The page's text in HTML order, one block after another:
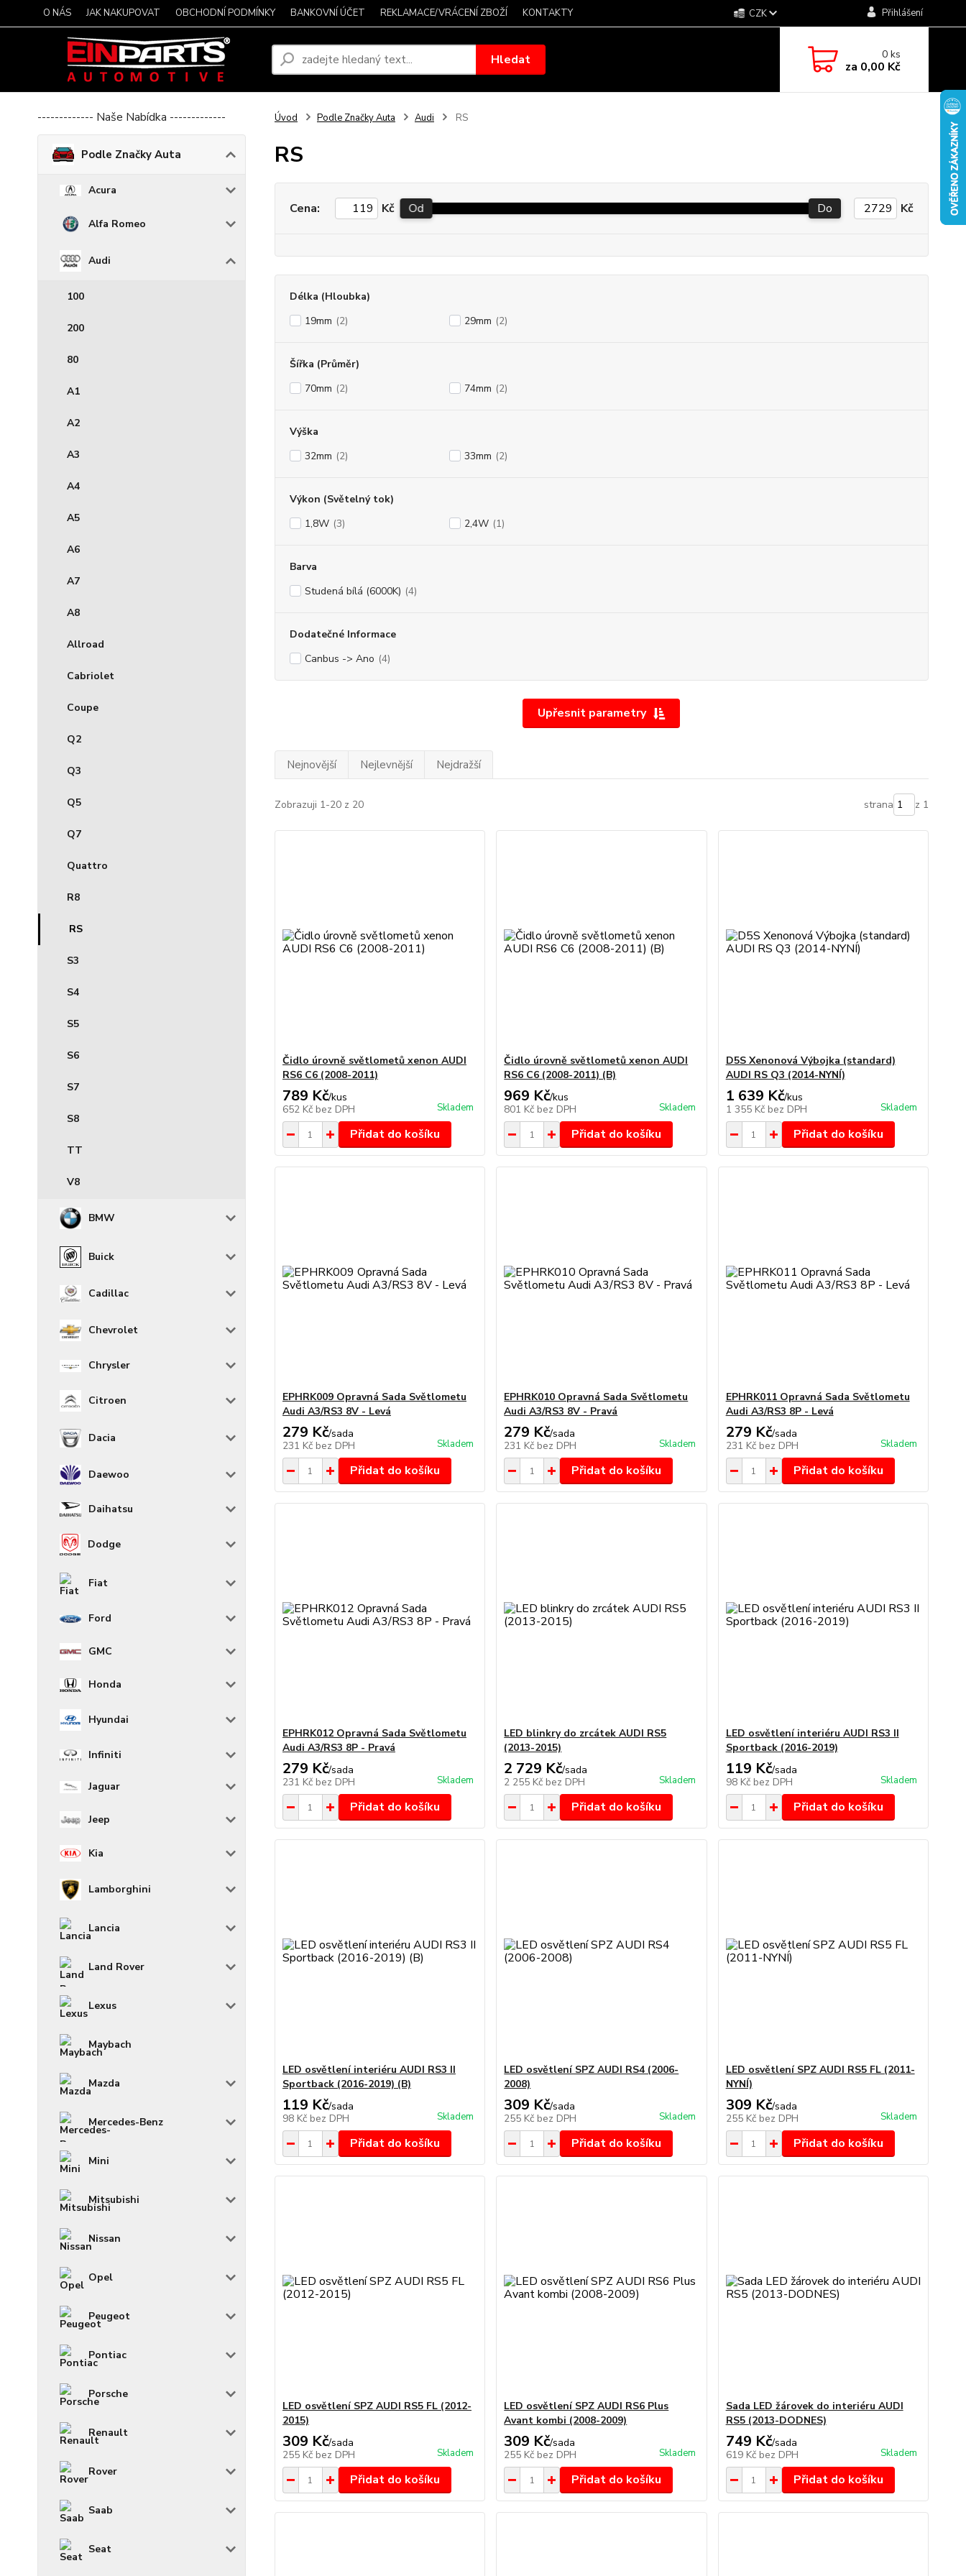
O NÁS JAK NAKUPOVAT OBCHODNÍ PODMÍNKY BANKOVNÍ ÚČET REKLAMACE/VRÁCENÍ ZBOŽÍ KONTAKTY CZK Přihlášení
Hledat 0ks
za 0,00 Kč
------------- Naše Nabídka -------------
Podle Značky Auta
Acura
Alfa Romeo
Audi
100
200
80
A1
A2
A3
A4
A5
A6
A7
A8
Allroad
Cabriolet
Coupe
Q2
Q3
Q5
Q7
Quattro
R8
RS
S3
S4
S5
S6
S7
S8
TT
V8
BMW
Buick
Cadillac
Chevrolet
Chrysler
Citroen
Dacia
Daewoo
Daihatsu
Dodge
Fiat
Ford
GMC
Honda
Hyundai
Infiniti
Jaguar
Jeep
Kia
Lamborghini
Lancia
Land Rover
Lexus
Maybach
Mazda
Mercedes-Benz
Mini
Mitsubishi
Nissan
Opel
Peugeot
Pontiac
Porsche
Renault
Rover
Saab
Seat
Úvod Podle Značky Auta Audi RS
RS
Upřesnit parametry
Cena: Kč Od Do Kč
Délka (Hloubka)
19mm (2) 29mm (2)
Šířka (Průměr)
70mm (2) 74mm (2)
Výška
32mm (2) 33mm (2)
Výkon (Světelný tok)
1,8W (3) 2,4W (1)
Barva
Studená bílá (6000K) (4)
Dodatečné Informace
Canbus -> Ano (4)
Nejnovější Nejlevnější Nejdražší
Zobrazuji 1-20 z 20 strana z 1
Čidlo úrovně světlometů xenon AUDI
RS6 C6 (2008-2011)
789 Kč/kus
652 Kč bez DPH Skladem
Přidat do košíku
Čidlo úrovně světlometů xenon AUDI
RS6 C6 (2008-2011) (B)
969 Kč/kus
801 Kč bez DPH Skladem
Přidat do košíku
D5S Xenonová Výbojka (standard)
AUDI RS Q3 (2014-NYNÍ)
1 639 Kč/kus
1 355 Kč bez DPH Skladem
Přidat do košíku
EPHRK009 Opravná Sada Světlometu
Audi A3/RS3 8V - Levá
279 Kč/sada
231 Kč bez DPH Skladem
Přidat do košíku
EPHRK010 Opravná Sada Světlometu
Audi A3/RS3 8V - Pravá
279 Kč/sada
231 Kč bez DPH Skladem
Přidat do košíku
EPHRK011 Opravná Sada Světlometu
Audi A3/RS3 8P - Levá
279 Kč/sada
231 Kč bez DPH Skladem
Přidat do košíku
EPHRK012 Opravná Sada Světlometu
Audi A3/RS3 8P - Pravá
279 Kč/sada
231 Kč bez DPH Skladem
Přidat do košíku
LED blinkry do zrcátek AUDI RS5
(2013-2015)
2 729 Kč/sada
2 255 Kč bez DPH Skladem
Přidat do košíku
LED osvětlení interiéru AUDI RS3 II
Sportback (2016-2019)
119 Kč/sada
98 Kč bez DPH Skladem
Přidat do košíku
LED osvětlení interiéru AUDI RS3 II
Sportback (2016-2019) (B)
119 Kč/sada
98 Kč bez DPH Skladem
Přidat do košíku
LED osvětlení SPZ AUDI RS4 (2006-
2008)
309 Kč/sada
255 Kč bez DPH Skladem
Přidat do košíku
LED osvětlení SPZ AUDI RS5 FL (2011-
NYNÍ)
309 Kč/sada
255 Kč bez DPH Skladem
Přidat do košíku
LED osvětlení SPZ AUDI RS5 FL (2012-
2015)
309 Kč/sada
255 Kč bez DPH Skladem
Přidat do košíku
LED osvětlení SPZ AUDI RS6 Plus
Avant kombi (2008-2009)
309 Kč/sada
255 Kč bez DPH Skladem
Přidat do košíku
Sada LED žárovek do interiéru AUDI
RS5 (2013-DODNES)
749 Kč/sada
619 Kč bez DPH Skladem
Přidat do košíku